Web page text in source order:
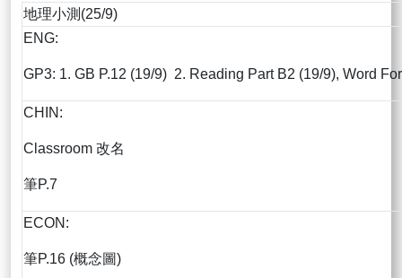
地理小測(25/9)
ENG:
GP3: 1. GB P.12 (19/9) 2. Reading Part B2 (19/9), Word
CHIN:
Classroom 改名
筆P.7
ECON:
筆P.16 (概念圖)